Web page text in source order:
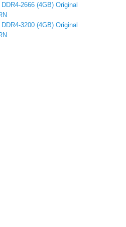
2666 (4GB) Original
3200 (4GB) Original